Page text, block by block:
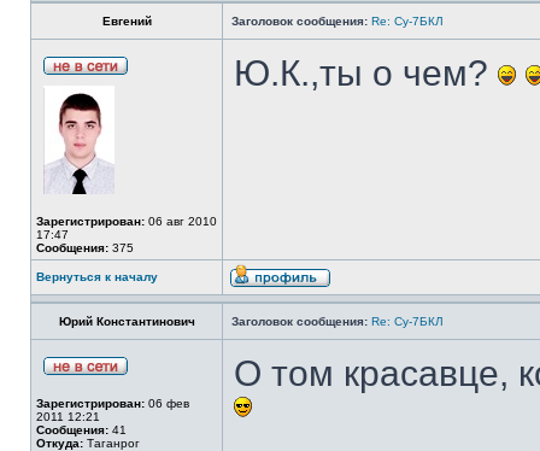
Евгений Заголовок сообщения: Re: Су-7БКЛ
Зарегистрирован: 06 авг 2010
17:47
Сообщения: 375
Ю.К.,ты о чем?
Вернуться к началу
Юрий Константинович Заголовок сообщения: Re: Су-7БКЛ
Зарегистрирован: 06 фев
2011 12:21
Сообщения: 41
Откуда: Таганрог
О том красавце,